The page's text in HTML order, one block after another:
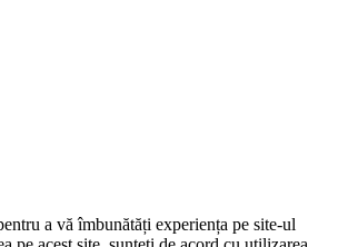
a vă îmbunătăți experiența pe site-ul